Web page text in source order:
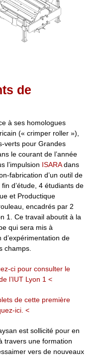
de
à ses homologues
(« crimper roller »),
verts pour Grandes
le courant de l’année
l’impulsion ISARAdans
fabrication d’un outil de
d’étude, 4 étudiants de
et Productique
encadrés par 2
1. Ce travail aboutit à la
qui sera mis à
de
champs.
ci pour consulter le
l’IUT Lyon 1 <
de cette première
ici. <
est sollicité pour en
travers une formation
vers de nouveaux